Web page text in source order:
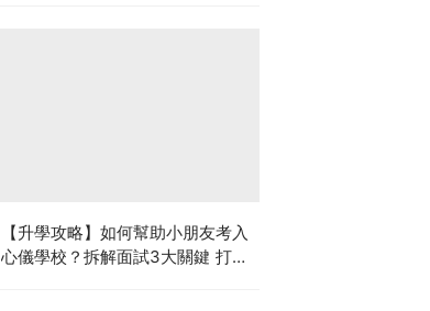
【升學攻略】如何幫助小朋友考入
心儀學校？拆解面試3大關鍵 打好